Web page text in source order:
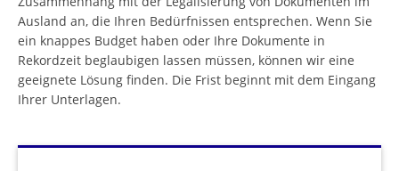
Ausland an, die Ihren Bedürfnissen entsprechen. Wenn Sie
ein knappes Budget haben oder Ihre Dokumente in
Rekordzeit beglaubigen lassen müssen, können wir eine
geeignete Lösung finden. Die Frist beginnt mit dem Eingang
Ihrer Unterlagen.